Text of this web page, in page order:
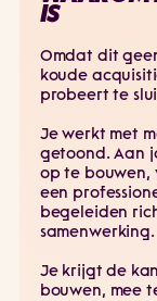
IS
Omdat dit
koude
probeert te
Je werkt met
getoond. Aan
op te bouwen,
een
begeleiden
samenwerking.
Je krijgt de
bouwen, mee